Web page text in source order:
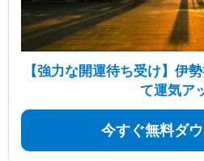
【強力な開運待ち受け】伊
て運気ア
今すぐ無料ダ